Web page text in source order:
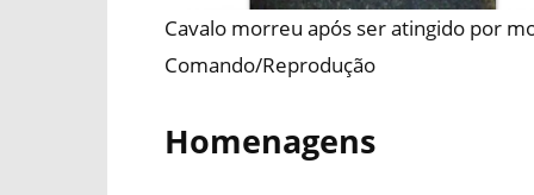
Cavalo morreu após ser atingido por
Comando/Reprodução
Homenagens